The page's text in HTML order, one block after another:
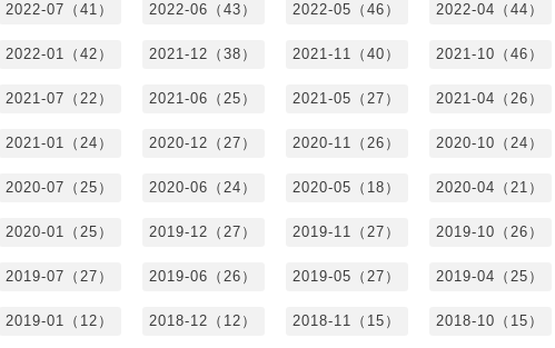
2022-07（41） 2022-06（43） 2022-05（46） 2022-04（44）
2022-01（42） 2021-12（38） 2021-11（40） 2021-10（46）
2021-07（22） 2021-06（25） 2021-05（27） 2021-04（26）
2021-01（24） 2020-12（27） 2020-11（26） 2020-10（24）
2020-07（25） 2020-06（24） 2020-05（18） 2020-04（21）
2020-01（25） 2019-12（27） 2019-11（27） 2019-10（26）
2019-07（27） 2019-06（26） 2019-05（27） 2019-04（25）
2019-01（12） 2018-12（12） 2018-11（15） 2018-10（15）